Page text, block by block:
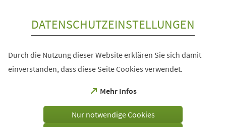
DATENSCHUTZEINSTELLUNGEN
Durch die Nutzung dieser Website erklären Sie sich damit
einverstanden, dass diese Seite Cookies verwendet.
Mehr Infos
(Öffnet
einem
Nur notwendige Cookies